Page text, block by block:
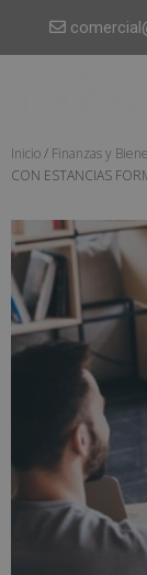
Inicio/ Finanzas y
CON ESTANCIAS